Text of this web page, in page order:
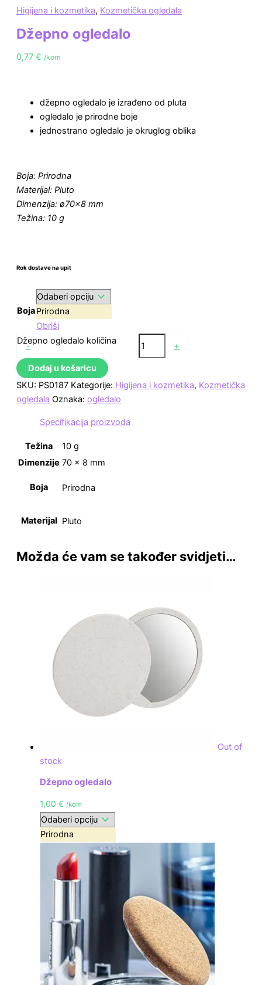
Higijena i kozmetika, Kozmetička ogledala
Džepno ogledalo
0,77 € /kom
džepno ogledalo je izrađeno od pluta
ogledalo je prirodne boje
jednostrano ogledalo je okruglog oblika
Boja: Prirodna
Materijal: Pluto
Dimenzija: ø70×8 mm
Težina: 10 g
Rok dostave na upit
BojaPrirodna
Obriši
-
Džepno ogledalo količina +
Dodaj u košaricu
SKU: PS0187 Kategorije: Higijena i kozmetika, Kozmetička
ogledala Oznaka: ogledalo
Specifikacija proizvoda
Težina
10 g
Dimenzije 70 × 8 mm
Boja Prirodna
Materijal Pluto
Možda će vam se također svidjeti…
Out of
stock
Džepno ogledalo
1,00 € /kom
Prirodna